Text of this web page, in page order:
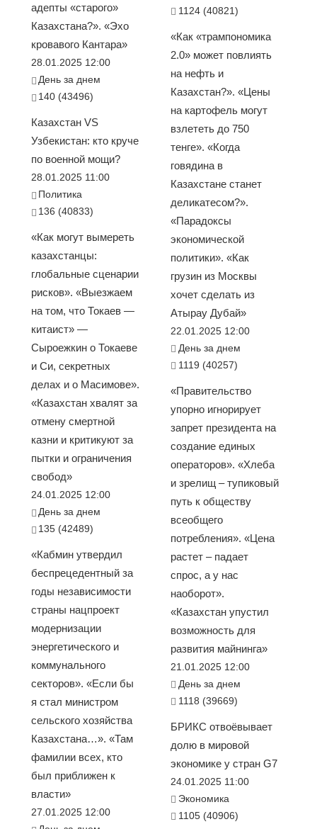
адепты «старого»
Казахстана?». «Эхо
кровавого Кантара»
28.01.2025 12:00
День за днем
140 (43496)
Казахстан VS
Узбекистан: кто круче
по военной мощи?
28.01.2025 11:00
Политика
136 (40833)
«Как могут вымереть
казахстанцы:
глобальные сценарии
рисков». «Выезжаем
на том, что Токаев —
китаист» —
Сыроежкин о Токаеве
и Си, секретных
делах и о Масимове».
«Казахстан хвалят за
отмену смертной
казни и критикуют за
пытки и ограничения
свобод»
24.01.2025 12:00
День за днем
135 (42489)
«Кабмин утвердил
беспрецедентный за
годы независимости
страны нацпроект
модернизации
энергетического и
коммунального
секторов». «Если бы
я стал министром
сельского хозяйства
Казахстана…». «Там
фамилии всех, кто
был приближен к
власти»
27.01.2025 12:00
1124 (40821)
«Как «трампономика
2.0» может повлиять
на нефть и
Казахстан?». «Цены
на картофель могут
взлететь до 750
тенге». «Когда
говядина в
Казахстане станет
деликатесом?».
«Парадоксы
экономической
политики». «Как
грузин из Москвы
хочет сделать из
Атырау Дубай»
22.01.2025 12:00
День за днем
1119 (40257)
«Правительство
упорно игнорирует
запрет президента на
создание единых
операторов». «Хлеба
и зрелищ – тупиковый
путь к обществу
всеобщего
потребления». «Цена
растет – падает
спрос, а у нас
наоборот».
«Казахстан упустил
возможность для
развития майнинга»
21.01.2025 12:00
День за днем
1118 (39669)
БРИКС отвоёвывает
долю в мировой
экономике у стран G7
24.01.2025 11:00
Экономика
1105 (40906)